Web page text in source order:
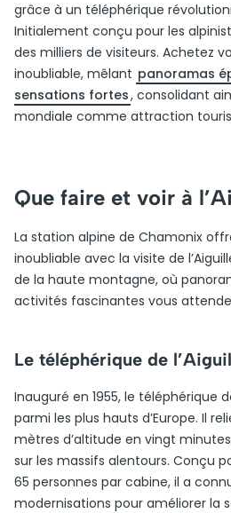
grâce à un téléphérique
Initialement conçu pour les
des milliers de visiteurs. Achetez
inoubliable, mêlant panoramas
sensations fortes, consolidant
mondiale comme attraction
Que faire et voir à
La station alpine de Chamonix
inoubliable avec la visite de
de la haute montagne, où
activités fascinantes vous
Le téléphérique de
Inauguré en 1955, le téléphérique
parmi les plus hauts d’Europe. Il
mètres d’altitude en vingt
sur les massifs alentours. Conçu
65 personnes par cabine, il a
modernisations pour améliorer la